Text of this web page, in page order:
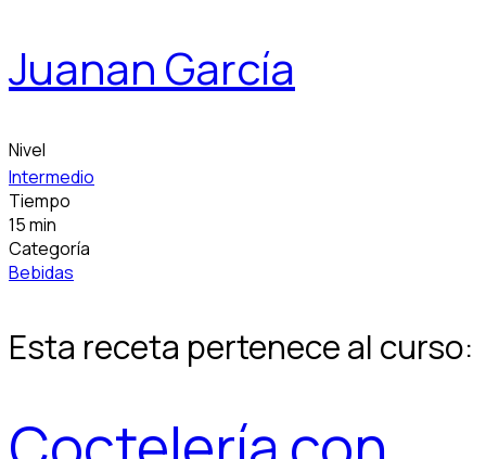
Juanan García
Nivel
Intermedio
Tiempo
15 min
Categoría
Bebidas
Esta receta pertenece al curso: